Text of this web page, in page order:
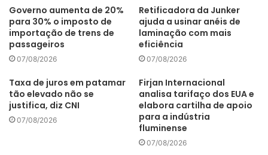
de carvão vegetal do grupo; a implantação de uma nova
linha de lingotamento contínuo na unidade de Juiz de Fora;
a reforma do alto-forno e a modernização da Unidade de
Monlevade; e a atualização das usinas de produção de aço,
de serviços e das minas de ferro.
Também integram o plano de investimentos a ampliação e
a construção de uma nova planta de beneficiamento de
Governo aumenta de 20%
para 30% o imposto de
importação de trens de
passageiros
07/08/2026
Retificadora da Junker
ajuda a usinar anéis de
laminação com mais
eficiência
07/08/2026
Taxa de juros em patamar
tão elevado não se
justifica, diz CNI
07/08/2026
Firjan Internacional
analisa tarifaço dos EUA e
elabora cartilha de apoio
para a indústria
fluminense
07/08/2026